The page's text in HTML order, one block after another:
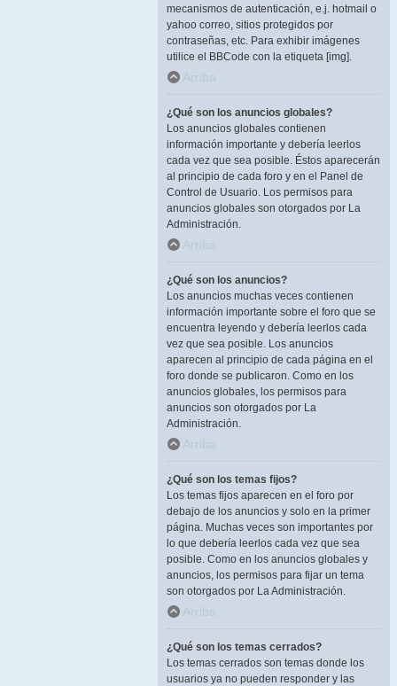
mecanismos de autenticación, e.j. hotmail o
yahoo correo, sitios protegidos por
contraseñas, etc. Para exhibir imágenes
utilice el BBCode con la etiqueta [img].
Arriba
¿Qué son los anuncios globales?
Los anuncios globales contienen
información importante y debería leerlos
cada vez que sea posible. Éstos aparecerán
al principio de cada foro y en el Panel de
Control de Usuario. Los permisos para
anuncios globales son otorgados por La
Administración.
Arriba
¿Qué son los anuncios?
Los anuncios muchas veces contienen
información importante sobre el foro que se
encuentra leyendo y debería leerlos cada
vez que sea posible. Los anuncios
aparecen al principio de cada página en el
foro donde se publicaron. Como en los
anuncios globales, los permisos para
anuncios son otorgados por La
Administración.
Arriba
¿Qué son los temas fijos?
Los temas fijos aparecen en el foro por
debajo de los anuncios y solo en la primer
página. Muchas veces son importantes por
lo que debería leerlos cada vez que sea
posible. Como en los anuncios globales y
anuncios, los permisos para fijar un tema
son otorgados por La Administración.
Arriba
¿Qué son los temas cerrados?
Los temas cerrados son temas donde los
usuarios ya no pueden responder y las